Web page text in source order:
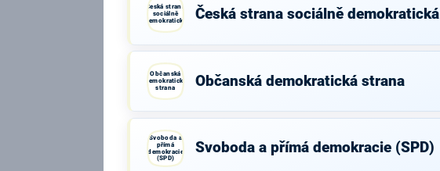
Česká strana
sociálně
demokratická
Česká strana sociálně demokratická
Občanská
demokratická
strana
Občanská demokratická strana
Svoboda a
přímá
demokracie
(SPD)
Svoboda a přímá demokracie (SPD)